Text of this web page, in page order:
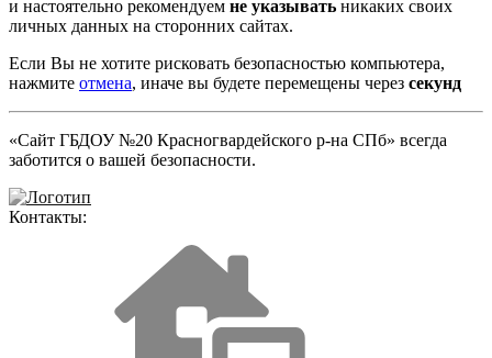
и настоятельно рекомендуем не указывать никаких своих
личных данных на сторонних сайтах.
Если Вы не хотите рисковать безопасностью компьютера,
нажмите отмена, иначе вы будете перемещены через секунд
«Сайт ГБДОУ №20 Красногвардейского р-на СПб» всегда
заботится о вашей безопасности.
Контакты: